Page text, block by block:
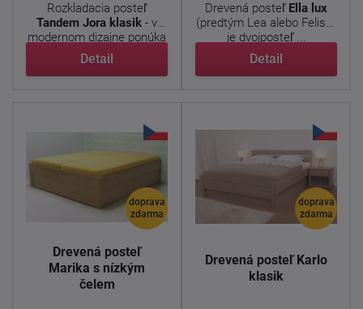
Rozkladacia posteľ
Tandem Jora klasik - v
modernom dizajne ponúka
...
Detail
Drevená posteľ Ella lux
(predtým Lea alebo Felisa)
je dvojposteľ ...
Detail
doprava
zdarma
Drevená posteľ
Marika s nízkým
čelem
doprava
zdarma
Drevená posteľ Karlo
klasik